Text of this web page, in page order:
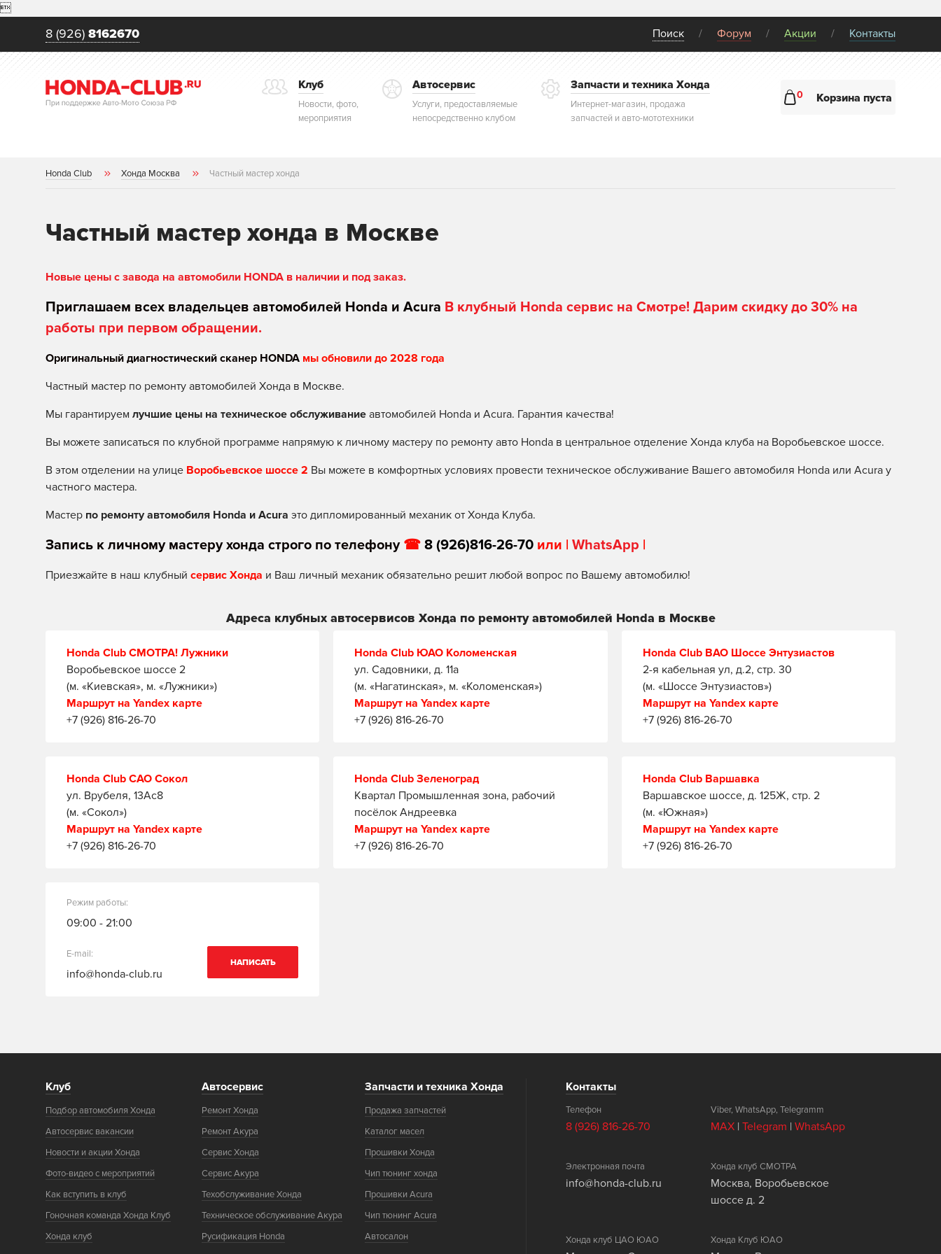

8 (926) 8162670 Поиск Форум Акции Контакты
Клуб
Новости, фото,
мероприятия
Автосервис
Услуги, предоставляемые
непосредственно клубом
Запчасти и техника Хонда
Интернет-магазин, продажа
запчастей и авто-мототехники
0 Корзина пуста
Honda Club Хонда Москва Частный мастер хонда
Частный мастер хонда в Москве
Новые цены с завода на автомобили HONDA в наличии и под заказ.
Приглашаем всех владельцев автомобилей Honda и Acura В клубный Honda сервис на Смотре! Дарим скидку до 30% на
работы при первом обращении.
Оригинальный диагностический сканер HONDA мы обновили до 2028 года
Частный мастер по ремонту автомобилей Хонда в Москве.
Мы гарантируем лучшие цены на техническое обслуживание автомобилей Honda и Acura. Гарантия качества!
Вы можете записаться по клубной программе напрямую к личному мастеру по ремонту авто Honda в центральное отделение Хонда клуба на Воробьевское шоссе.
В этом отделении на улице Воробьевское шоссе 2 Вы можете в комфортных условиях провести техническое обслуживание Вашего автомобиля Honda или Acura у
частного мастера.
Мастер по ремонту автомобиля Honda и Acura это дипломированный механик от Хонда Клуба.
Запись к личному мастеру хонда строго по телефону☎ 8 (926)816-26-70 или | WhatsApp |
Приезжайте в наш клубный сервис Хонда и Ваш личный механик обязательно решит любой вопрос по Вашему автомобилю!
Адреса клубных автосервисов Хонда по ремонту автомобилей Honda в Москве
Honda Club СМОТРА! Лужники
Воробьевское шоссе 2
(м. «Киевская», м. «Лужники»)
Маршрут на Yandex карте
+7 (926) 816-26-70
Honda Club ЮАО Коломенская
ул. Садовники, д. 11а
(м. «Нагатинская», м. «Коломенская»)
Маршрут на Yandex карте
+7 (926) 816-26-70
Honda Club ВАО Шоссе Энтузиастов
2-я кабельная ул, д.2, стр. 30
(м. «Шоссе Энтузиастов»)
Маршрут на Yandex карте
+7 (926) 816-26-70
Honda Club САО Сокол
ул. Врубеля, 13Ас8
(м. «Сокол»)
Маршрут на Yandex карте
+7 (926) 816-26-70
Honda Club Зеленоград
Квартал Промышленная зона, рабочий
посёлок Андреевка
Маршрут на Yandex карте
+7 (926) 816-26-70
Honda Club Варшавка
Варшавское шоссе, д. 125Ж, стр. 2
(м. «Южная»)
Маршрут на Yandex карте
+7 (926) 816-26-70
Режим работы:
09:00 - 21:00
E-mail:
info@honda-club.ru
НАПИСАТЬ
Клуб
Подбор автомобиля Хонда
Автосервис вакансии
Новости и акции Хонда
Фото-видео с мероприятий
Как вступить в клуб
Гоночная команда Хонда Клуб
Хонда клуб
Автосервис
Ремонт Хонда
Ремонт Акура
Сервис Хонда
Сервис Акура
Техобслуживание Хонда
Техническое обслуживание Акура
Русификация Honda
Запчасти и техника Хонда
Продажа запчастей
Каталог масел
Прошивки Хонда
Чип тюнинг хонда
Прошивки Acura
Чип тюнинг Acura
Автосалон
Контакты
Телефон
8 (926) 816-26-70
Viber, WhatsApp, Telegramm
MAX |Telegram |WhatsApp
Электронная почта
info@honda-club.ru
Хонда клуб СМОТРА
Москва, Воробьевское
шоссе д. 2
Хонда клуб ЦАО ЮАО Хонда Клуб ЮАО